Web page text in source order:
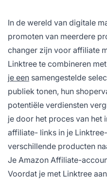
In de wereld van digitale
promoten van meerdere
changer zijn voor affiliate
Linktree te combineren
je een samengestelde
publiek tonen, hun
potentiële verdiensten
je door het proces van het
affiliate- links in je
verschillende producten
Je Amazon Affiliate-
Voordat je met Linktree